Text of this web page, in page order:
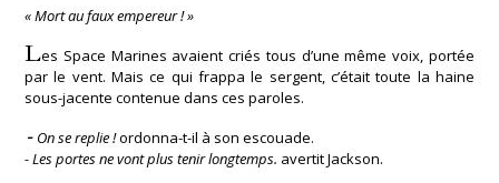
« Mort au faux empereur ! »
Les Space Marines avaient criés tous d’une même voix, portée
par le vent. Mais ce qui frappa le sergent, c’était toute la haine
sous-jacente contenue dans ces paroles.
- On se replie !ordonna-t-il à son escouade.
- Les portes ne vont plus tenir longtemps. avertit Jackson.